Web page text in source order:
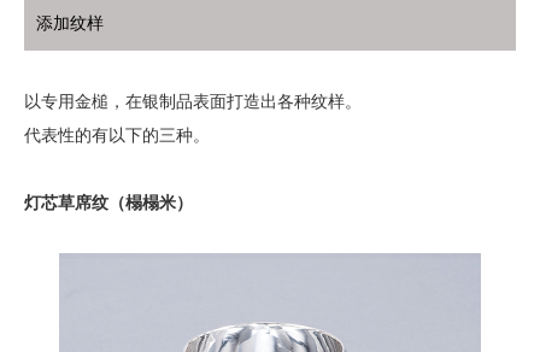
添加纹样
以专用金槌，在银制品表面打造出各种纹样。
代表性的有以下的三种。
灯芯草席纹（榻榻米）